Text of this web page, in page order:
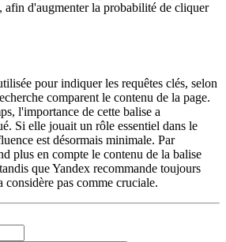
afin d'augmenter la probabilité de cliquer
pour indiquer les requêtes clés, selon
comparent le contenu de la page.
l'importance de cette balise a
Si elle jouait un rôle essentiel dans le
est désormais minimale. Par
plus en compte le contenu de la balise
que Yandex recommande toujours
pas comme cruciale.